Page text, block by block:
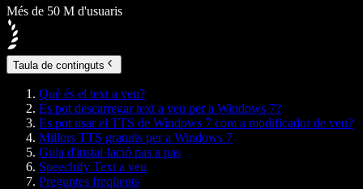
Més de 50 M d'usuaris
Taula de continguts
Què és el text a veu?
Es pot descarregar text a veu per a Windows 7?
Es pot usar el TTS de Windows 7 com a modificador de veu?
Millors TTS gratuïts per a Windows 7
Guia d'instal·lació pas a pas
Speechify Text a veu
Preguntes freqüents